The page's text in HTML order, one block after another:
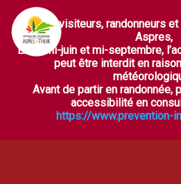
Ouvrir la barre
Chers visiteurs, randonneurs
Aspres,
Entre mi-juin et mi-septembre,
peut être interdit en
Avant de partir en randonnée,
accessibilité en
https://www.prevention-